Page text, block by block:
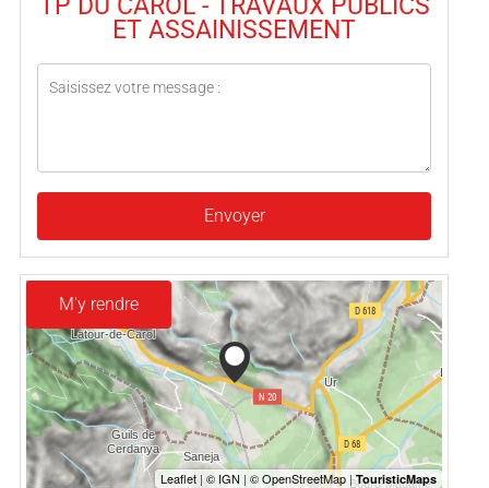
ET ASSAINISSEMENT
Envoyer
M'y rendre